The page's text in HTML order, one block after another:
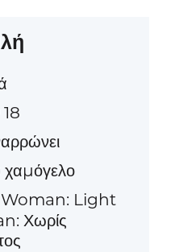
Woman: Light
Χωρίς